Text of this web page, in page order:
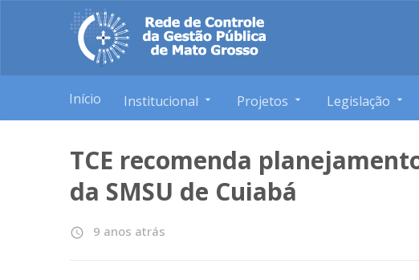
Início Institucional Projetos Legislação
TCE recomenda
da SMSU de Cuiabá
access_time 9 anos atrás